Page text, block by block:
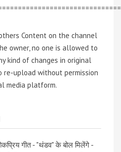
Content on the channel
owner, no one is allowed to
kind of changes in original
re-upload without permission
media platform.
गीत - "थंडव" के बोल मिलेंगे -